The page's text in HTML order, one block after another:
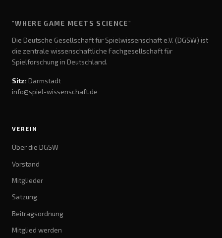
"WHERE GAME MEETS SCIENCE"
Die Deutsche Gesellschaft für Spielwissenschaft e.V. (DGSW) ist
die zentrale wissenschaftliche Fachgesellschaft für
Spielforschung in Deutschland.
Sitz: Darmstadt
info@spiel-wissenschaft.de
VEREIN
Über die DGSW
Vorstand
Mitglieder
Satzung
Beitragsordnung
Mitglied werden